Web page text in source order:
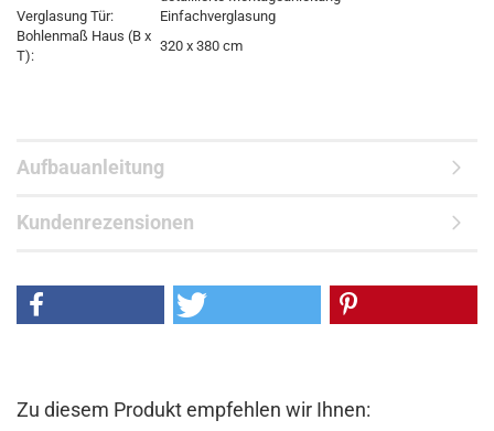
Verglasung Tür:
Einfachverglasung
Bohlenmaß Haus (B x
T):
320 x 380 cm
Aufbauanleitung
Kundenrezensionen
Zu diesem Produkt empfehlen wir Ihnen: